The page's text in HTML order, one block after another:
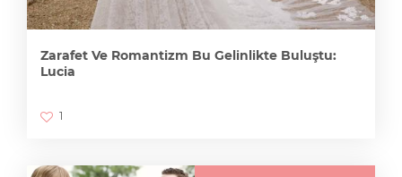
Zarafet Ve Romantizm Bu Gelinlikte Buluştu:
Lucia
1